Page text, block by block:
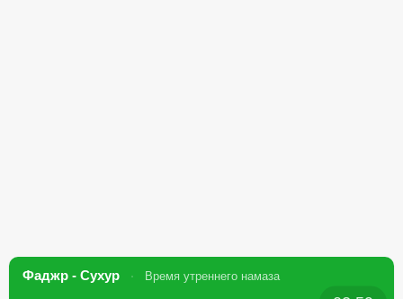
Фаджр - Сухур Время утреннего намаза